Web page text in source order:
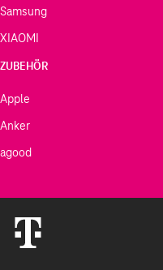
Samsung
XIAOMI
ZUBEHÖR
Apple
Anker
agood